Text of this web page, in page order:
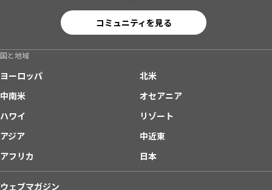
コミュニティを見る
国と地域
ヨーロッパ
北米
中南米
オセアニア
ハワイ
リゾート
アジア
中近東
アフリカ
日本
ウェブマガジン